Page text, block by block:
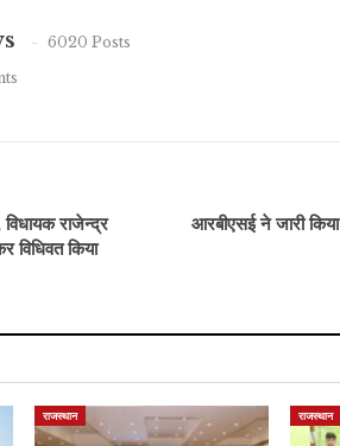
6020 Posts
राजेन्द्र
विधिवत किया
आरबीएसई ने जारी
राजस्थान राजस्थान